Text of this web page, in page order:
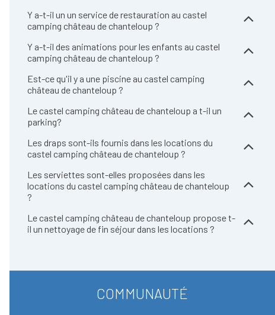
Y a-t-il un un service de restauration au castel
camping château de chanteloup ?
Y a-t-il des animations pour les enfants au castel
camping château de chanteloup ?
Est-ce qu'il y a une piscine au castel camping
château de chanteloup ?
Le castel camping château de chanteloup a t-il un
parking?
Les draps sont-ils fournis dans les locations du
castel camping château de chanteloup ?
Les serviettes sont-elles proposées dans les
locations du castel camping château de chanteloup
?
Le castel camping château de chanteloup propose t-
il un nettoyage de fin séjour dans les locations ?
COMMUNAUTÉ